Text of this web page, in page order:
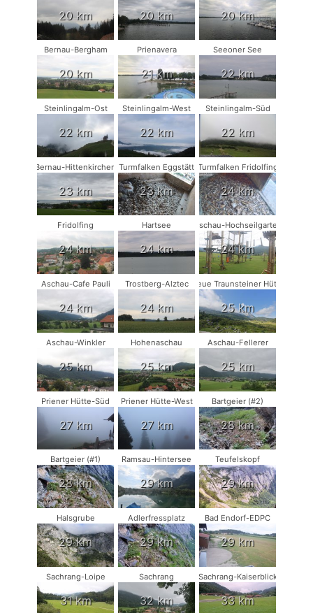
20 km 20 km 20 km
Bernau-Bergham
20 km
Prienavera
21 km
Seeoner See
22 km
Steinlingalm-Ost
22 km
Steinlingalm-West
22 km
Steinlingalm-Süd
22 km
Bernau-Hittenkirchen
23 km
Turmfalken Eggstätt
23 km
Turmfalken Fridolfing
24 km
Fridolfing
24 km
Hartsee
24 km
Aschau-Hochseilgarten
24 km
Aschau-Cafe Pauli
24 km
Trostberg-Alztec
24 km
Neue Traunsteiner Hütte
25 km
Aschau-Winkler
25 km
Hohenaschau
25 km
Aschau-Fellerer
25 km
Priener Hütte-Süd
27 km
Priener Hütte-West
27 km
Bartgeier (#2)
28 km
Bartgeier (#1)
28 km
Ramsau-Hintersee
29 km
Teufelskopf
29 km
Halsgrube
29 km
Adlerfressplatz
29 km
Bad Endorf-EDPC
29 km
Sachrang-Loipe
31 km
Sachrang
32 km
Sachrang-Kaiserblick
33 km